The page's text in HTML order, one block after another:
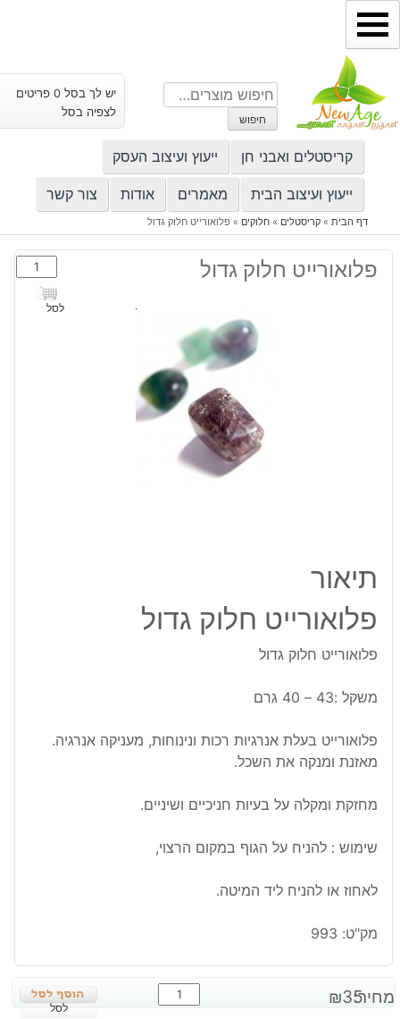
דילוג
לתוכן
חיפוש
עבור:
חיפוש
יש לך בסל 0 פריטים
לצפיה בסל
קריסטלים ואבני חן ייעוץ ועיצוב העסק
ייעוץ ועיצוב הבית מאמרים אודות צור קשר
דף הבית» קריסטלים » חלוקים » פלואורייט חלוק גדול
פלואורייט חלוק גדול
כמות
של
פלואורייט
לסל
תיאור
פלואורייט חלוק גדול
פלואורייט חלוק גדול
משקל :43 – 40 גרם
פלואורייט בעלת אנרגיות רכות ונינוחות, מעניקה אנרגיה.
מאזנת ומנקה את השכל.
מחזקת ומקלה על בעיות חניכיים ושיניים.
שימוש : להניח על הגוף במקום הרצוי,
לאחוז או להניח ליד המיטה.
מק"ט: 993
מחיר: ₪35
כמות
של
לסל